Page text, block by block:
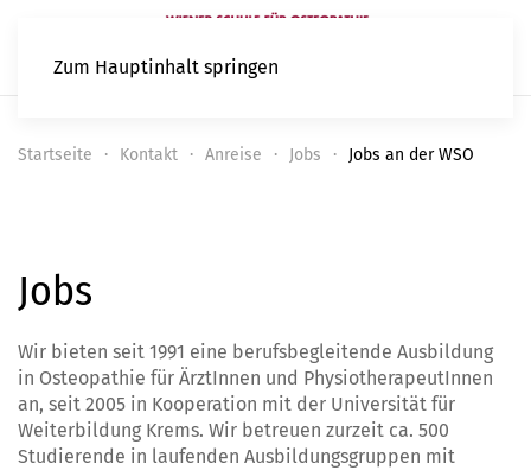
Zum Hauptinhalt springen
Startseite Kontakt Anreise Jobs Jobs an der WSO
Jobs
Wir bieten seit 1991 eine berufsbegleitende Ausbildung
in Osteopathie für ÄrztInnen und PhysiotherapeutInnen
an, seit 2005 in Kooperation mit der Universität für
Weiterbildung Krems. Wir betreuen zurzeit ca. 500
Studierende in laufenden Ausbildungsgruppen mit